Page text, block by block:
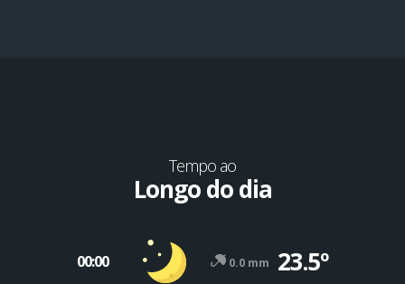
Tempo ao
Longo do dia
00:00 0.0 mm 23.5º